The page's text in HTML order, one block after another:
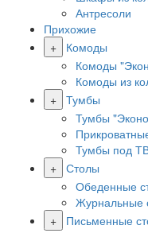
Антресоли
Прихожие
+
Комоды
Комоды
Комоды из
+ Тумбы
Тумбы
Тумбы под
+ Столы
Обеденные
Журнальные
+
Письменные